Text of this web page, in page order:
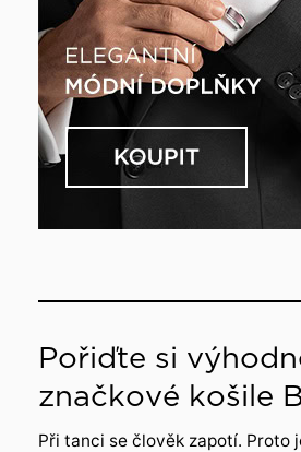
Pořiďte si
značkové košile
Při tanci se člověk zapotí. Proto